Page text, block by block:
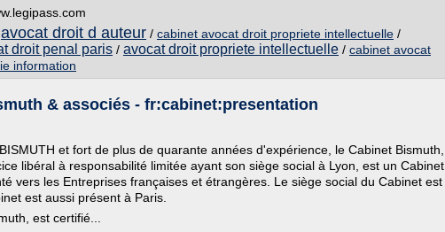
avocat droit d auteur / cabinet avocat droit propriete intellectuelle /
droit penal paris / avocat droit propriete intellectuelle / cabinet avocat
information
& associés - fr:cabinet:presentation
et fort de plus de quarante années d'expérience, le Cabinet Bismuth,
libéral à responsabilité limitée ayant son siège social à Lyon, est un Cabinet
vers les Entreprises françaises et étrangères. Le siège social du Cabinet est
est aussi présent à Paris.
est certifié...